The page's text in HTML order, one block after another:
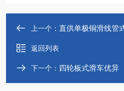
上一个： 直供单极铜滑线管
返回列表
下一个： 四轮板式滑车优异